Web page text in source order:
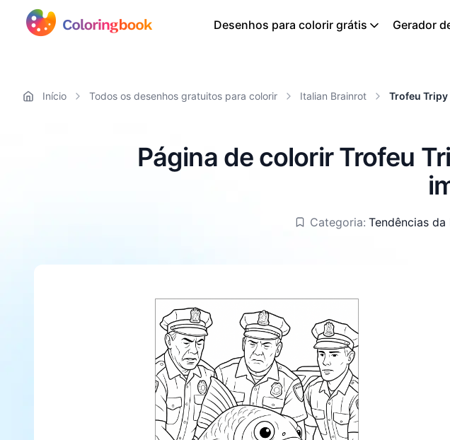
Desenhos para colorir grátis Gerador
Início Todos os desenhos gratuitos para colorir Italian Brainrot Trofeu Tripy
Página de colorir Trofeu
Categoria: Tendências da